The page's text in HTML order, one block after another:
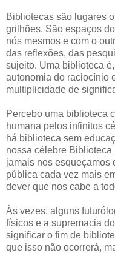
Bibliotecas são lugares
grilhões. São espaços
nós mesmos e com o
das reflexões, das
sujeito. Uma biblioteca
autonomia do raciocínio
multiplicidade de
Percebo uma biblioteca
humana pelos infinitos
há biblioteca sem
nossa célebre
jamais nos esqueçamos
pública cada vez mais
dever que nos cabe a
Às vezes, alguns
físicos e a supremacia
significar o fim de
que isso não ocorrerá,